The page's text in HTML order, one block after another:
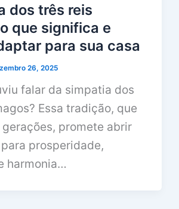
dos três reis
que significa e
para sua casa
26, 2025
falar da simpatia dos
Essa tradição, que
promete abrir
prosperidade,
harmonia…